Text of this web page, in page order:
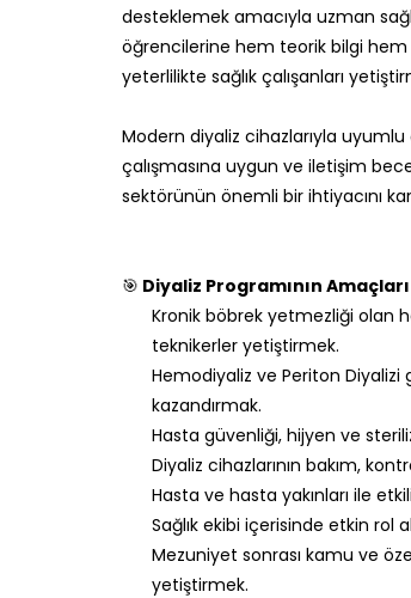
desteklemek amacıyla uzman
öğrencilerine hem teorik bilgi hem
yeterlilikte sağlık çalışanları
Modern diyaliz cihazlarıyla
çalışmasına uygun ve iletişim
sektörünün önemli bir ihtiyacını
🎯 Diyaliz Programının Amaçları
Kronik böbrek yetmezliği olan
teknikerler yetiştirmek.
Hemodiyaliz ve Periton
kazandırmak.
Hasta güvenliği, hijyen ve
Diyaliz cihazlarının bakım,
Hasta ve hasta yakınları ile
Sağlık ekibi içerisinde etkin rol
Mezuniyet sonrası kamu ve
yetiştirmek.